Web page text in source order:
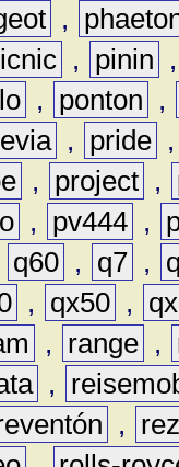
,
, pinin
, ponton
,
, pride
, project ,
, pv444 ,
q60 , q7 ,
, qx50 ,
, range ,
,
,